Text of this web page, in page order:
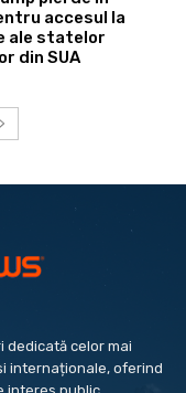
accesul la
ale statelor
din SUA
dedicată celor mai
internaționale, oferind